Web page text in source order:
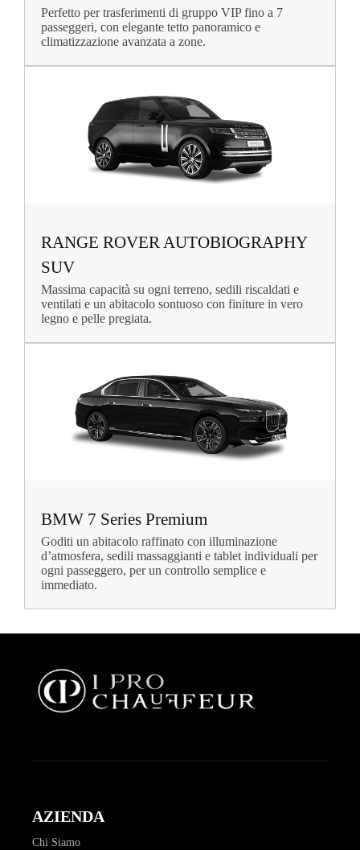
Perfetto per trasferimenti di gruppo VIP fino a 7
passeggeri, con elegante tetto panoramico e
climatizzazione avanzata a zone.
RANGE ROVER AUTOBIOGRAPHY
SUV
Massima capacità su ogni terreno, sedili riscaldati e
ventilati e un abitacolo sontuoso con finiture in vero
legno e pelle pregiata.
BMW 7 Series Premium
Goditi un abitacolo raffinato con illuminazione
d’atmosfera, sedili massaggianti e tablet individuali per
ogni passeggero, per un controllo semplice e
immediato.
AZIENDA
Chi Siamo